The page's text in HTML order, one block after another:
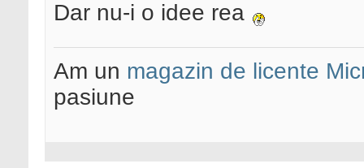
Dar nu-i o idee rea
Am un magazin de licente
pasiune